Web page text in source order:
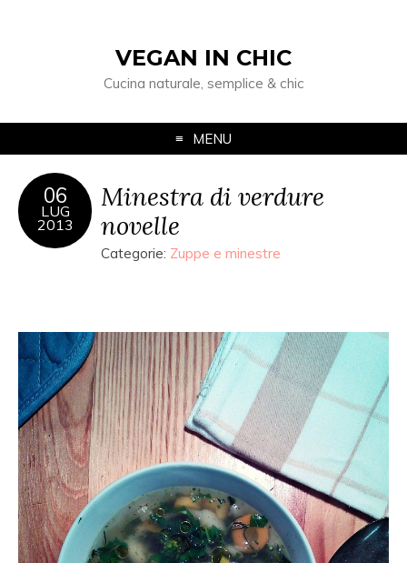
VEGAN IN CHIC
Cucina naturale, semplice & chic
MENU
06
LUG
2013
Minestra di verdure
novelle
Categorie: Zuppe e minestre